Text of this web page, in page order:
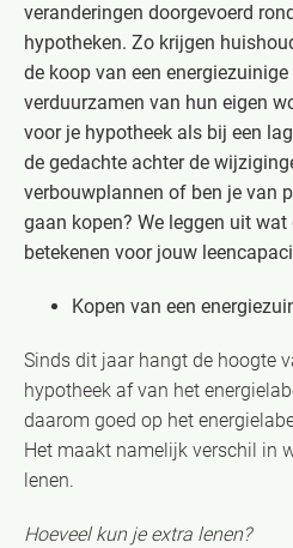
veranderingen doorgevoerd
hypotheken. Zo krijgen
de koop van een
verduurzamen van hun eigen
voor je hypotheek als bij een
de gedachte achter de
verbouwplannen of ben je van
gaan kopen? We leggen uit
betekenen voor jouw
Kopen van een
Sinds dit jaar hangt de hoogte
hypotheek af van het
daarom goed op het
Het maakt namelijk verschil in
lenen.
Hoeveel kun je extra lenen?